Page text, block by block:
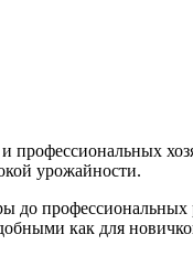
урожайности.
до
как для